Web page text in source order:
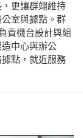
更讓群翊維持
室與據點。群
責機台設計與組
中心與辦公
點，就近服務